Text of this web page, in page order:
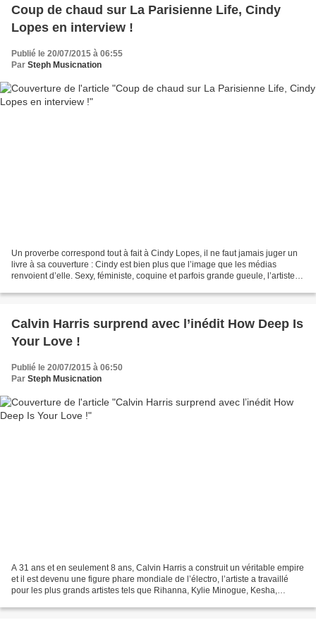
Coup de chaud sur La Parisienne Life, Cindy
Lopes en interview !
Publié le 20/07/2015 à 06:55
Par Steph Musicnation
Un proverbe correspond tout à fait à Cindy Lopes, il ne faut jamais juger un
livre à sa couverture : Cindy est bien plus que l’image que les médias
renvoient d’elle. Sexy, féministe, coquine et parfois grande gueule, l’artiste
Calvin Harris surprend avec l’inédit How Deep Is
Your Love !
Publié le 20/07/2015 à 06:50
Par Steph Musicnation
A 31 ans et en seulement 8 ans, Calvin Harris a construit un véritable empire
et il est devenu une figure phare mondiale de l’électro, l’artiste a travaillé
pour les plus grands artistes tels que Rihanna, Kylie Minogue, Kesha,